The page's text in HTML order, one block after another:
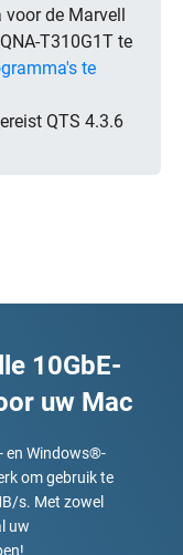
de Marvell
T310G1T te
te
QTS 4.3.6
10GbE-
uw Mac
en Windows®-
om gebruik te
s. Met zowel
uw